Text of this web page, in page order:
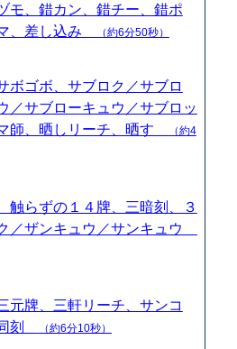
モ、錯カン、錯チー、錯ポ
、差し込み
（約6分50秒）
ボゴボ、サブロク／サブロ
／サブローキュウ／サブロッ
師、晒しリーチ、晒す
（約4
触らずの１４牌、三暗刻、３
／ザンキュウ／サンキュウ
元牌、三軒リーチ、サンコ
刻
（約6分10秒）